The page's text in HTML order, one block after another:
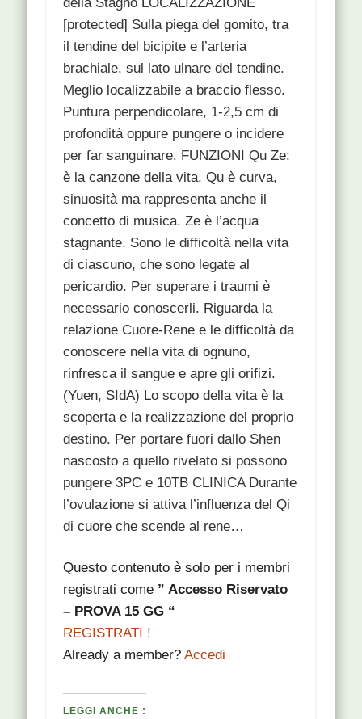
[protected] Sulla piega del gomito, tra
il tendine del bicipite e l’arteria
brachiale, sul lato ulnare del tendine.
Meglio localizzabile a braccio flesso.
Puntura perpendicolare, 1-2,5 cm di
profondità oppure pungere o incidere
per far sanguinare. FUNZIONI Qu Ze:
è la canzone della vita. Qu è curva,
sinuosità ma rappresenta anche il
concetto di musica. Ze è l’acqua
stagnante. Sono le difficoltà nella vita
di ciascuno, che sono legate al
pericardio. Per superare i traumi è
necessario conoscerli. Riguarda la
relazione Cuore-Rene e le difficoltà da
conoscere nella vita di ognuno,
rinfresca il sangue e apre gli orifizi.
(Yuen, SIdA) Lo scopo della vita è la
scoperta e la realizzazione del proprio
destino. Per portare fuori dallo Shen
nascosto a quello rivelato si possono
pungere 3PC e 10TB CLINICA Durante
l’ovulazione si attiva l’influenza del Qi
di cuore che scende al rene…
Questo contenuto è solo per i membri
registrati come ” Accesso Riservato
– PROVA 15 GG “
REGISTRATI !
Already a member?Accedi
LEGGI ANCHE :